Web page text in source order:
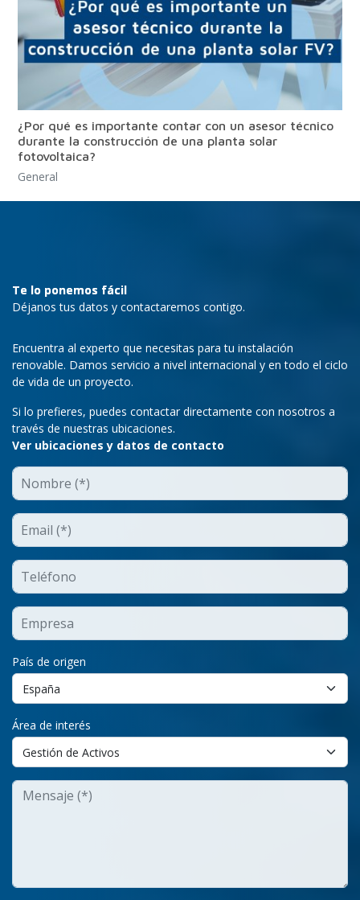
¿Por qué es importante contar con un asesor técnico
durante la construcción de una planta solar
fotovoltaica?
General
Te lo ponemos fácil
Déjanos tus datos y contactaremos contigo.
Encuentra al experto que necesitas para tu instalación
renovable. Damos servicio a nivel internacional y en todo el ciclo
de vida de un proyecto.
Si lo prefieres, puedes contactar directamente con nosotros a
través de nuestras ubicaciones.
Ver ubicaciones y datos de contacto
País de origen
Área de interés